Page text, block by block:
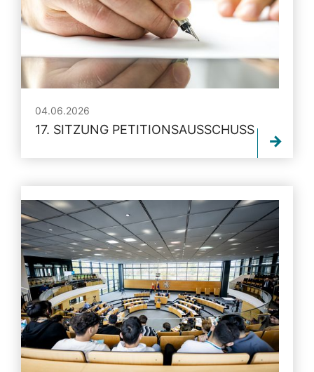
04.06.2026
17. SITZUNG PETITIONSAUSSCHUSS